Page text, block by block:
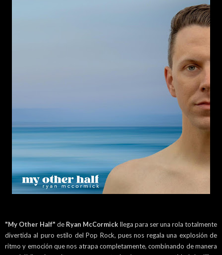
"My Other Half"de Ryan McCormick llega para ser una rola totalmente
divertida al puro estilo del Pop Rock, pues nos regala una explosión de
ritmo y emoción que nos atrapa completamente, combinando de manera